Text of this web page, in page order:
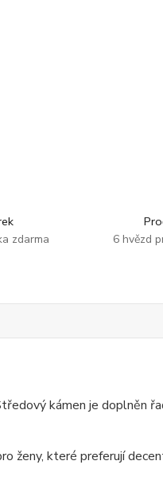
zdarma 6 hvězd
kámen je doplněn
ženy, které preferují